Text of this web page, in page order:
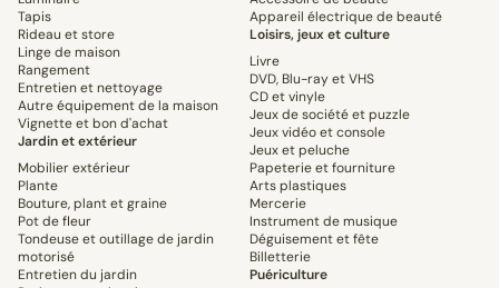
Tapis
Rideau et store
Linge de maison
Rangement
Entretien et nettoyage
Autre équipement de la maison
Vignette et bon d'achat
Jardin et extérieur
Mobilier extérieur
Plante
Bouture, plant et graine
Pot de fleur
Tondeuse et outillage de jardin
motorisé
Entretien du jardin
Appareil électrique de beauté
Loisirs, jeux et culture
Livre
DVD, Blu-ray et VHS
CD et vinyle
Jeux de société et puzzle
Jeux vidéo et console
Jeux et peluche
Papeterie et fourniture
Arts plastiques
Mercerie
Instrument de musique
Déguisement et fête
Billetterie
Puériculture